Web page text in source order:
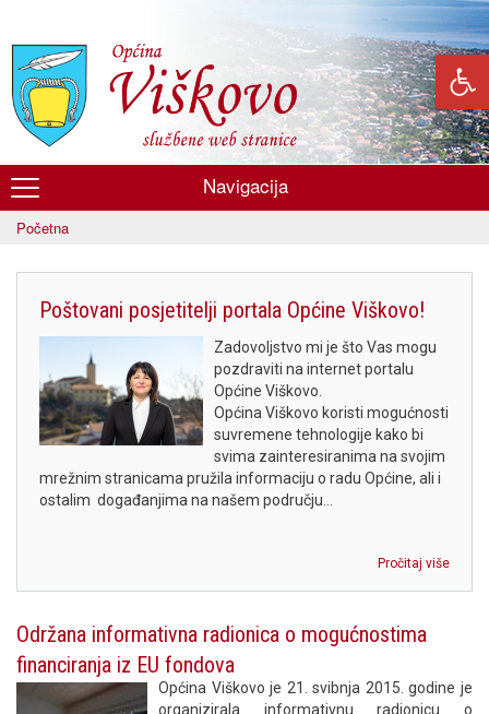
glavni
sadržaj
Općina
Viškovo
Navigacija
Početna
Poštovani posjetitelji portala Općine Viškovo!
Zadovoljstvo mi je što Vas mogu
pozdraviti na internet portalu
Općine Viškovo.
Općina Viškovo koristi mogućnosti
suvremene tehnologije kako bi
svima zainteresiranima na svojim
mrežnim stranicama pružila informaciju o radu Općine, ali i
ostalim događanjima na našem području...
Pročitaj više
Održana informativna radionica o mogućnostima
financiranja iz EU fondova
Općina Viškovo je 21. svibnja 2015. godine je
organizirala informativnu radionicu o